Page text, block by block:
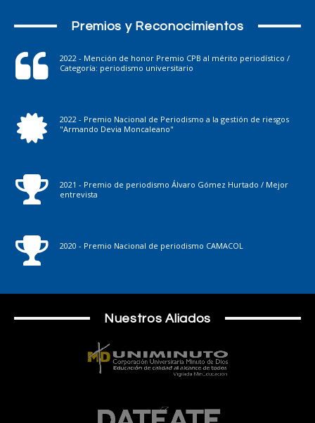
Premios y Reconocimientos
2022 - Mención de honor Premio CPB al mérito periodístico /
Categoría: periodismo universitario
2022 - Premio Nacional de Periodismo a la gestión de riesgos
"Armando Devia Moncaleano"
2021 - Premio de periodismo Álvaro Gómez Hurtado / Mejor
entrevista
2020 - Premio Nacional de periodismo CAMACOL
Nuestros Aliados